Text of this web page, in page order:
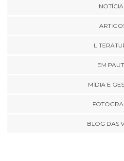
EM
MÍDIA E
BLOG DAS